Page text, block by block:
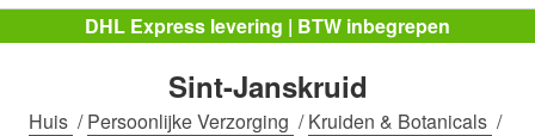
DHL Express levering | BTW inbegrepen
Sint-Janskruid
Huis /Persoonlijke Verzorging /Kruiden & Botanicals /